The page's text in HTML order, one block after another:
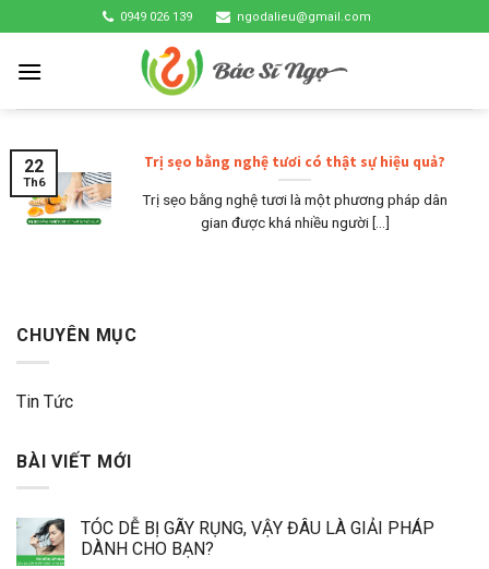
to
content
0949 026 139 ngodalieu@gmail.com
Trị sẹo bằng nghệ tươi có thật sự hiệu quả?
Trị sẹo bằng nghệ tươi là một phương pháp dân
gian được khá nhiều người [...]
22
Th6
CHUYÊN MỤC
Tin Tức
BÀI VIẾT MỚI
TÓC DỄ BỊ GÃY RỤNG, VẬY ĐÂU LÀ GIẢI PHÁP
DÀNH CHO BẠN?